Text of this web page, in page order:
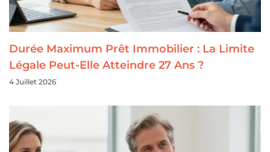
Durée Maximum Prêt Immobilier : La Limite
Légale Peut-Elle Atteindre 27 Ans ?
4 Juillet 2026